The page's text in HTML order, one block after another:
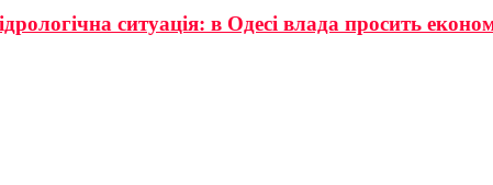
ситуація: в Одесі влада просить